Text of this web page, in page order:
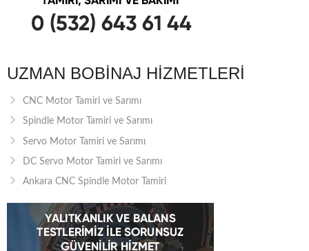
UZMAN BOBINAJ HIZMETLERI
CNC Motor Tamiri ve Sarımı
Spindle Motor Tamiri ve Sarımı
Servo Motor Tamiri ve Sarımı
DC Servo Motor Tamiri ve Sarımı
Ankara CNC Spindle Motor Tamiri